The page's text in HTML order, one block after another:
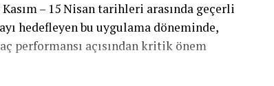
ve trafik güvenliğini sürekli geliştirme
sağlamakla kalmayıp aynı zamanda
için yeni güvenlik sistemleri
Kasım – 15 Nisan tarihleri arasında geçerli
hedefleyen bu uygulama döneminde,
performansı açısından kritik önem